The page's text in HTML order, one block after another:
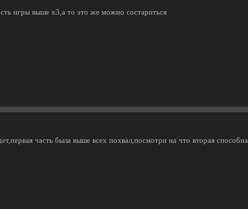
игры выше х3,а то это же можно состариться
часть была выше всех похвал,посмотри на что вторая способна.